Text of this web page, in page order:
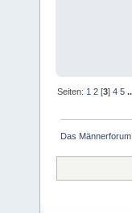
Seiten: 1 2 [3]4 5
Das Männerforum